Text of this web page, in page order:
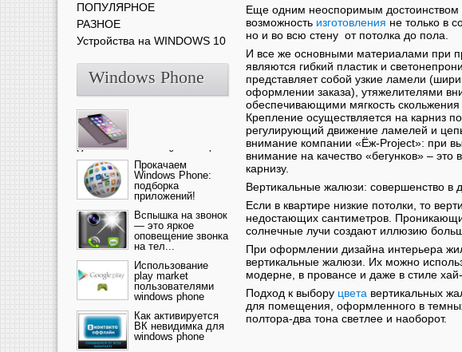
Еще одним неоспоримым достоинством
возможность изготовления не только в
но и во всю стену от потолка до пола.
И все же основными материалами при
являются гибкий пластик и
представляет собой узкие ламели
оформлении заказа), утяжелителями
обеспечивающими мягкость скольжения
Крепление осуществляется на карниз
регулирующий движение ламелей и
внимание компании «Ёж-Project»: при
внимание на качество «бегунков» –
карнизу.
Вертикальные жалюзи: совершенство в
Если в квартире низкие потолки, то
недостающих сантиметров.
солнечные лучи создают иллюзию
При оформлении дизайна интерьера
вертикальные жалюзи. Их можно
модерне, в провансе и даже в стиле хай-
Подход к выбору цвета вертикальных
для помещения, оформленного в
полтора-два тона светлее и наоборот.
ПОПУЛЯРНОЕ
РАЗНОЕ
Устройства на WINDOWS 10
Windows Phone
Ультрасовременный смартфон
— это новика от компании Ap...
Прокачаем
Windows Phone:
подборка
приложений!
Вспышка на звонок
— это яркое
оповещение звонка
на тел...
Использование
play market
пользователями
windows phone
Как активируется
ВК невидимка для
windows phone